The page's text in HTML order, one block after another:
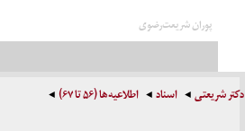
پوران شریعت‌رضوی
دکتر شریعتی اسناد اطلاعیه‌ها (۵۶ تا ۶۷)